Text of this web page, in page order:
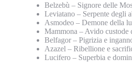
Belzebù – Signore delle
Leviatano – Serpente degli
Asmodeo – Demone della
Mammona – Avido custode
Belfagor – Pigrizia e
Azazel – Ribellione e
Lucifero – Superbia e